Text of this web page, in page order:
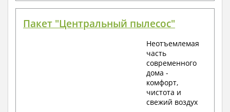
Пакет "Центральный пылесос"
Неотъемлемая
часть
современного
дома -
комфорт,
чистота и
свежий воздух